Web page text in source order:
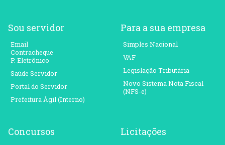
Sou servidor
Email
Contracheque
P. Eletrônico
Saúde Servidor
Portal do Servidor
Prefeitura Ágil (Interno)
Para a sua empresa
Simples Nacional
VAF
Legislação Tributária
Novo Sistema Nota Fiscal
(NFS-e)
Concursos Licitações